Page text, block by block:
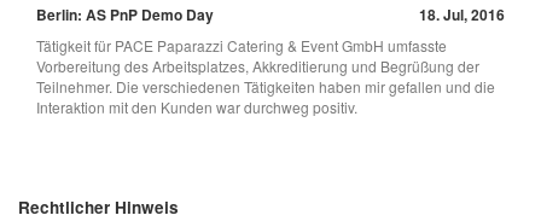
Berlin: AS PnP Demo Day 18. Jul, 2016
Tätigkeit für PACE Paparazzi Catering & Event GmbH umfasste
Vorbereitung des Arbeitsplatzes, Akkreditierung und Begrüßung der
Teilnehmer. Die verschiedenen Tätigkeiten haben mir gefallen und die
Interaktion mit den Kunden war durchweg positiv.
Rechtlicher Hinweis